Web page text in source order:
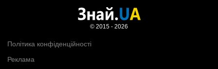
Політика конфіденційності
Реклама
© 2015 - 2026